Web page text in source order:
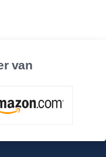
van